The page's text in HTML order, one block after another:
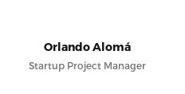
Orlando Alomá
Startup Project Manager